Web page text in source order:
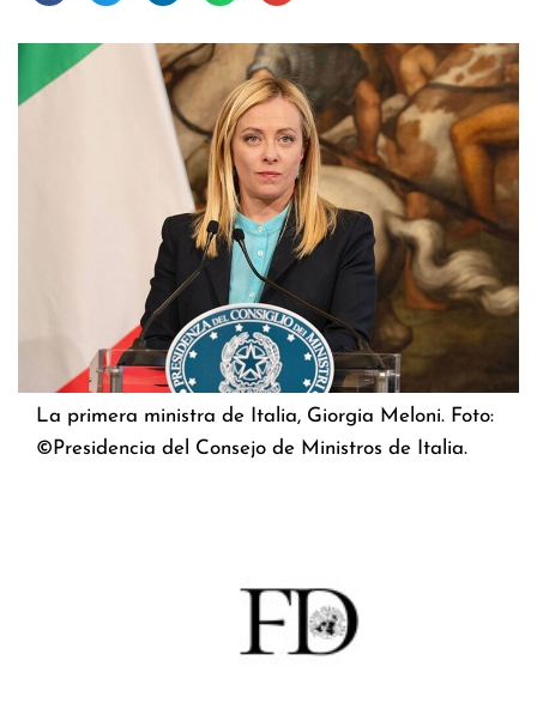
La primera ministra de Italia, Giorgia Meloni. Foto:
©Presidencia del Consejo de Ministros de Italia.